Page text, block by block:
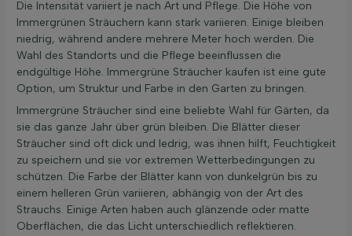
Die Intensität variiert je nach Art und Pflege. Die Höhe von
Immergrünen Sträuchern kann stark variieren. Einige bleiben
niedrig, während andere mehrere Meter hoch werden. Die
Wahl des Standorts und die Pflege beeinflussen die
endgültige Höhe. Immergrüne Sträucher kaufen ist eine gute
Option, um Struktur und Farbe in den Garten zu bringen.
Immergrüne Sträucher sind eine beliebte Wahl für Gärten, da
sie das ganze Jahr über grün bleiben. Die Blätter dieser
Sträucher sind oft dick und ledrig, was ihnen hilft, Feuchtigkeit
zu speichern und sie vor extremen Wetterbedingungen zu
schützen. Die Farbe der Blätter kann von dunkelgrün bis zu
einem helleren Grün variieren, abhängig von der Art des
Strauchs. Einige Arten haben auch glänzende oder matte
Oberflächen, die das Licht unterschiedlich reflektieren.